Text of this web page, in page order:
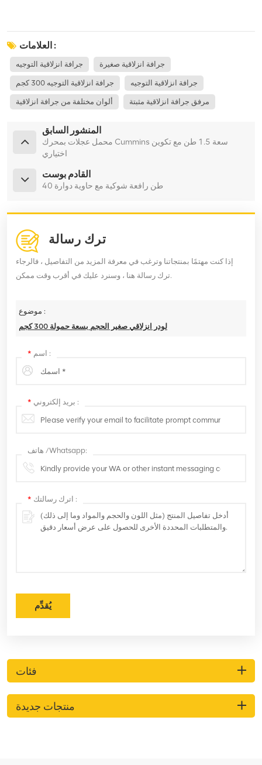
العلامات :
جرافة انزلاقية التوجيه جرافة انزلاقية صغيرة
جرافة انزلاقية التوجيه 300 كجم جرافة انزلاقية التوجيه
ألوان مختلفة من جرافة انزلاقية مرفق جرافة انزلاقية مثبتة
المنشور السابق
محمل عجلات بمحرك Cummins سعة 1.5 طن مع تكوين
اختياري
القادم بوست
40 طن رافعة شوكية مع حاوية دوارة
ترك رسالة
إذا كنت مهتمًا بمنتجاتنا وترغب في معرفة المزيد من التفاصيل ، فالرجاء
ترك رسالة هنا ، وسنرد عليك في أقرب وقت ممكن.
موضوع :
لودر انزلاقي صغير الحجم بسعة حمولة 300 كجم
* اسم :
* بريد إلكتروني :
هاتف /Whatsapp:
* اترك رسالتك :
يُقدِّم
فئات
منتجات جديدة